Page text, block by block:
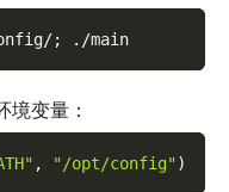
; ./main
境变量：
, "/opt/config")